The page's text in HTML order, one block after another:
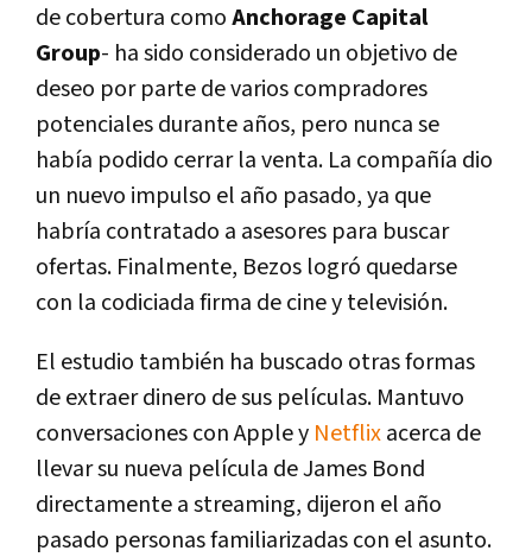
de cobertura comoAnchorage Capital
Group- ha sido considerado un objetivo de
deseo por parte de varios compradores
potenciales durante años, pero nunca se
había podido cerrar la venta. La compañía dio
un nuevo impulso el año pasado, ya que
habría contratado a asesores para buscar
ofertas. Finalmente, Bezos logró quedarse
con la codiciada firma de cine y televisión.
El estudio también ha buscado otras formas
de extraer dinero de sus películas. Mantuvo
conversaciones con Apple y Netflixacerca de
llevar su nueva película de James Bond
directamente a streaming, dijeron el año
pasado personas familiarizadas con el asunto.